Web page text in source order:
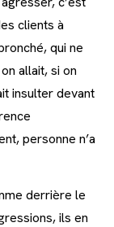
clients à
qui ne
allait, si on
insulter devant
personne n’a
derrière le
ils en